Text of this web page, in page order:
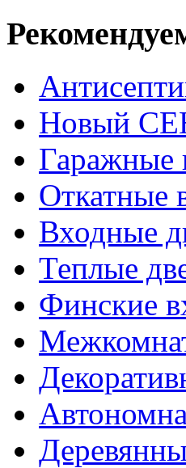
Новый
Гаражные
Откатные
Входные
Теплые
Финские